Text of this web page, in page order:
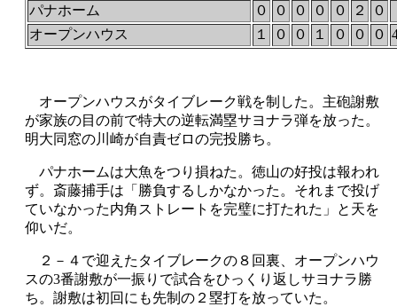
パナホーム
０ ０ ０ ０ ０ ２ ０
オープンハウス
１ ０ ０ １ ０ ０ ０
オープンハウスがタイブレーク戦を制した。主砲謝敷
が家族の目の前で特大の逆転満塁サヨナラ弾を放った。
明大同窓の川崎が自責ゼロの完投勝ち。
パナホームは大魚をつり損ねた。徳山の好投は報われ
ず。斎藤捕手は「勝負するしかなかった。それまで投げ
ていなかった内角ストレートを完璧に打たれた」と天を
仰いだ。
２－４で迎えたタイブレークの８回裏、オープンハウ
スの3番謝敷が一振りで試合をひっくり返しサヨナラ勝
ち。謝敷は初回にも先制の２塁打を放っていた。